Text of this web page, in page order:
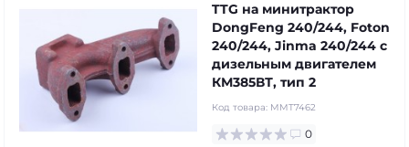
TTG на минитрактор
DongFeng 240/244, Foton
240/244, Jinma 240/244 с
дизельным двигателем
КМ385ВТ, тип 2
Код товара: MMT7462
0